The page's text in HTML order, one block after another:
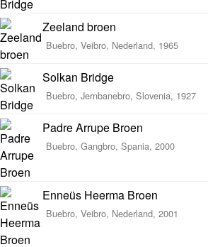
Zeeland broen
Buebro, Veibro, Nederland, 1965
Solkan Bridge
Buebro, Jernbanebro, Slovenia, 1927
Padre Arrupe Broen
Buebro, Gangbro, Spania, 2000
Enneüs Heerma Broen
Buebro, Veibro, Nederland, 2001